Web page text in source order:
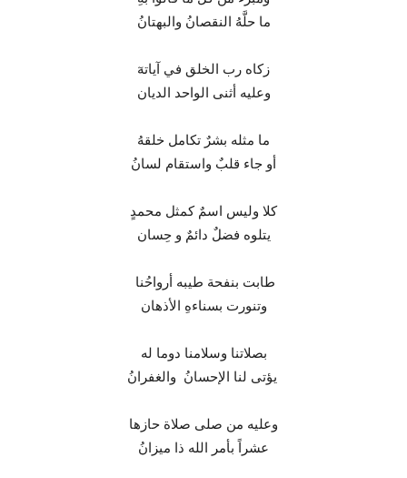
ما حلَّهُ النقصانُ والبهتانُ
زكاه رب الخلق في آياتهٓ
وعليه أثنى الواحد الديان
ما مثله بشرٌ تكامل خلقهُ
أو جاء قلبٌ واستقام لسانُ
كلا وليس اسمٌ كمثل محمدٍ
يتلوه فضلٌ دائمٌ و حِسان
طابت بنفحة طيبه أرواحُنا
وتنورت بسناءهِ الأذهان
بصلاتنا وسلامنا دوما له
يؤتى لنا الإحسانُ والغفرانُ
وعليه من صلى صلاة حازها
عشراً بأمر الله ذا ميزانُ